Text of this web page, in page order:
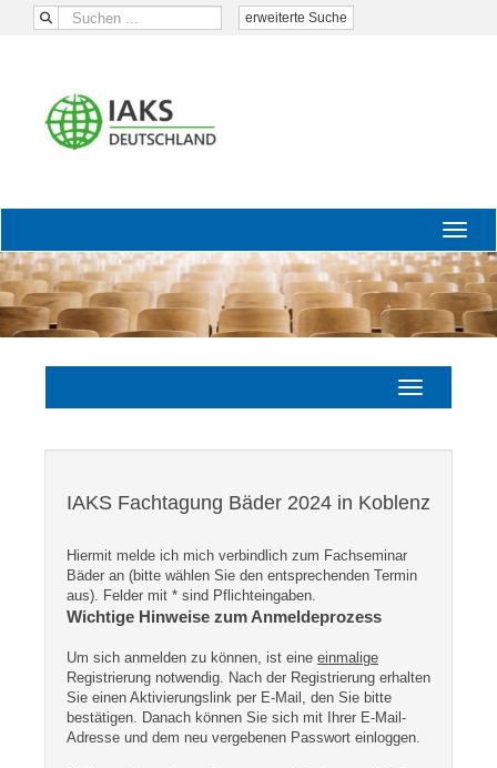
erweiterte Suche
Menü
Navigation
IAKS Fachtagung Bäder 2024 in Koblenz
Hiermit melde ich mich verbindlich zum Fachseminar
Bäder an (bitte wählen Sie den entsprechenden Termin
aus). Felder mit * sind Pflichteingaben.
Wichtige Hinweise zum Anmeldeprozess
Um sich anmelden zu können, ist eine einmalige
Registrierung notwendig. Nach der Registrierung erhalten
Sie einen Aktivierungslink per E-Mail, den Sie bitte
bestätigen. Danach können Sie sich mit Ihrer E-Mail-
Adresse und dem neu vergebenen Passwort einloggen.